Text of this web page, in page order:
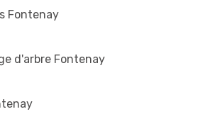
Fontenay
d'arbre Fontenay